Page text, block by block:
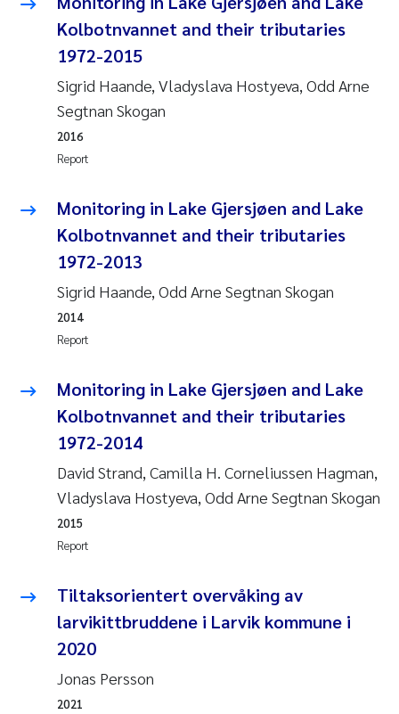
2010
2008
2007
2006
2005
Laura Friedrich
Joanna Lynn Kemp
Elizaveta Protsenko
Eli Rinde
Benoit Olivier Demars
Stephanie Delacroix
Maia Røst Kile
Birger Skjelbred
Janne Kim Gitmark
Inga Fløisand
Li Xie
Maria Thérése Hultman
Ana Margarida Pinto Costa
Kolbotnvannet and their tributaries
1972-2015
Sigrid Haande, Vladyslava Hostyeva, Odd Arne
Segtnan Skogan
Report
2016
Monitoring in Lake Gjersjøen and Lake
Kolbotnvannet and their tributaries
1972-2013
Sigrid Haande, Odd Arne Segtnan Skogan
Report
2014
Monitoring in Lake Gjersjøen and Lake
Kolbotnvannet and their tributaries
1972-2014
David Strand, Camilla H. Corneliussen Hagman,
Vladyslava Hostyeva, Odd Arne Segtnan Skogan
Report
2015
Tiltaksorientert overvåking av
larvikittbruddene i Larvik kommune i
2020
Jonas Persson
2021